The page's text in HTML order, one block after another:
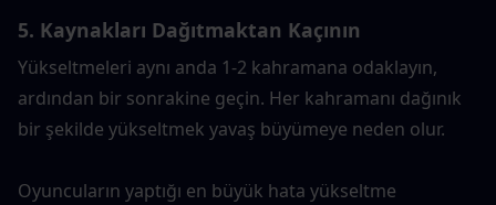
5. Kaynakları Dağıtmaktan Kaçının
Yükseltmeleri aynı anda 1-2 kahramana odaklayın,
ardından bir sonrakine geçin. Her kahramanı dağınık
bir şekilde yükseltmek yavaş büyümeye neden olur.
Oyuncuların yaptığı en büyük hata yükseltme